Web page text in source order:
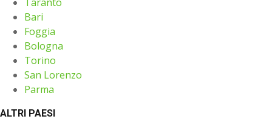
Bari
Foggia
Bologna
Torino
San Lorenzo
Parma
ALTRI PAESI